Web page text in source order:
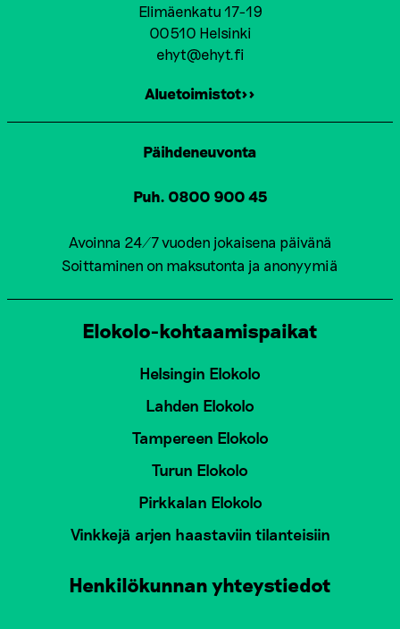
Elimäenkatu 17-19
00510 Helsinki
ehyt@ehyt.fi
Aluetoimistot>>
Päihdeneuvonta
Puh. 0800 900 45
Avoinna 24/7 vuoden jokaisena päivänä
Soittaminen on maksutonta ja anonyymiä
Elokolo-kohtaamispaikat
Helsingin Elokolo
Lahden Elokolo
Tampereen Elokolo
Turun Elokolo
Pirkkalan Elokolo
Vinkkejä arjen haastaviin tilanteisiin
Henkilökunnan yhteystiedot